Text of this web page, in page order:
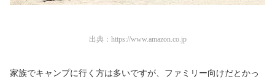
出典： https://www.amazon.co.jp
家族でキャンプに行く方は多いですが、ファミリー向けだとかっ